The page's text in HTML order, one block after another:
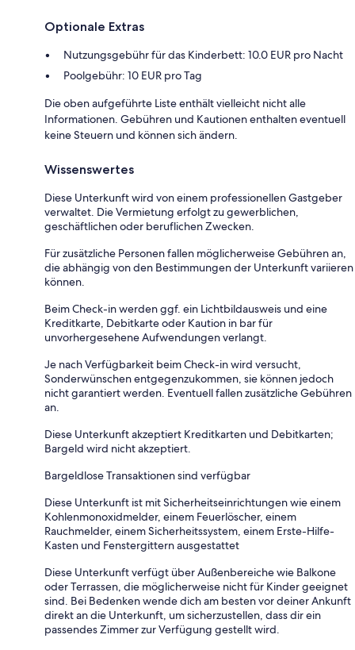
Optionale Extras
Nutzungsgebühr für das Kinderbett: 10.0 EUR pro Nacht
Poolgebühr: 10 EUR pro Tag
Die oben aufgeführte Liste enthält vielleicht nicht alle
Informationen. Gebühren und Kautionen enthalten eventuell
keine Steuern und können sich ändern.
Wissenswertes
Diese Unterkunft wird von einem professionellen Gastgeber
verwaltet. Die Vermietung erfolgt zu gewerblichen,
geschäftlichen oder beruflichen Zwecken.
Für zusätzliche Personen fallen möglicherweise Gebühren an,
die abhängig von den Bestimmungen der Unterkunft variieren
können.
Beim Check-in werden ggf. ein Lichtbildausweis und eine
Kreditkarte, Debitkarte oder Kaution in bar für
unvorhergesehene Aufwendungen verlangt.
Je nach Verfügbarkeit beim Check-in wird versucht,
Sonderwünschen entgegenzukommen, sie können jedoch
nicht garantiert werden. Eventuell fallen zusätzliche Gebühren
an.
Diese Unterkunft akzeptiert Kreditkarten und Debitkarten;
Bargeld wird nicht akzeptiert.
Bargeldlose Transaktionen sind verfügbar
Diese Unterkunft ist mit Sicherheitseinrichtungen wie einem
Kohlenmonoxidmelder, einem Feuerlöscher, einem
Rauchmelder, einem Sicherheitssystem, einem Erste-Hilfe-
Kasten und Fenstergittern ausgestattet
Diese Unterkunft verfügt über Außenbereiche wie Balkone
oder Terrassen, die möglicherweise nicht für Kinder geeignet
sind. Bei Bedenken wende dich am besten vor deiner Ankunft
direkt an die Unterkunft, um sicherzustellen, dass dir ein
passendes Zimmer zur Verfügung gestellt wird.